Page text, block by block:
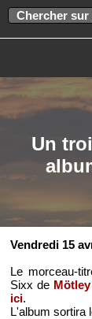
Un
Vendredi 15
Le morceau-
Sixx de
ici.
L'album sortira